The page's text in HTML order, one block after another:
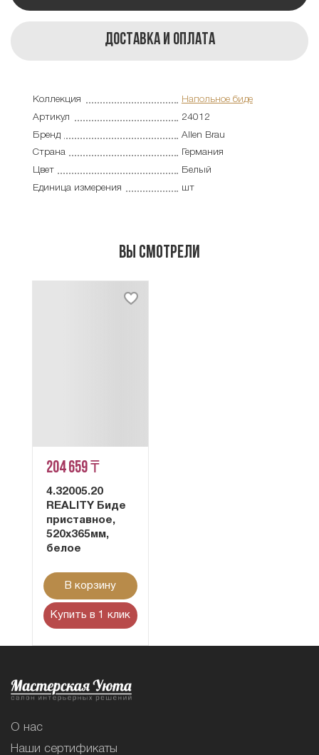
Доставка и оплата
Коллекция
Напольное биде
Артикул
24012
Бренд
Allen Brau
Страна
Германия
Цвет
Белый
Единица измерения
шт
Вы смотрели
204 659 ₸
4.32005.20
REALITY Биде
приставное,
520x365мм,
белое
В корзину
Купить в 1 клик
О нас
Наши сертификаты